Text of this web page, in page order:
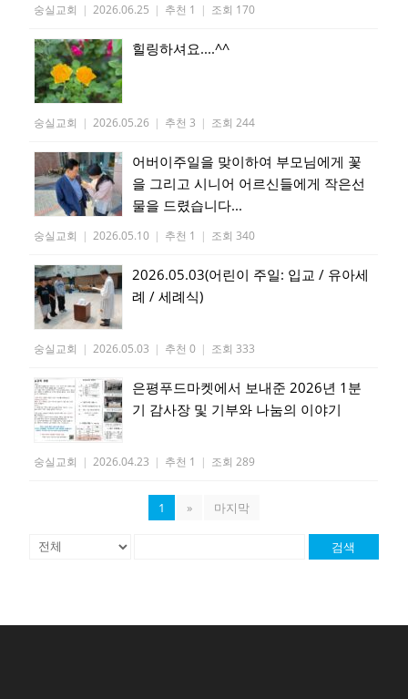
숭실교회 | 2026.06.25 | 추천 1 | 조회 170
힐링하셔요....^^
숭실교회 | 2026.05.26 | 추천 3 | 조회 244
어버이주일을 맞이하여 부모님에게 꽃
을 그리고 시니어 어르신들에게 작은선
물을 드렸습니다...
숭실교회 | 2026.05.10 | 추천 1 | 조회 340
2026.05.03(어린이 주일: 입교 / 유아세
례 / 세례식)
숭실교회 | 2026.05.03 | 추천 0 | 조회 333
은평푸드마켓에서 보내준 2026년 1분
기 감사장 및 기부와 나눔의 이야기
숭실교회 | 2026.04.23 | 추천 1 | 조회 289
1 » 마지막
검색